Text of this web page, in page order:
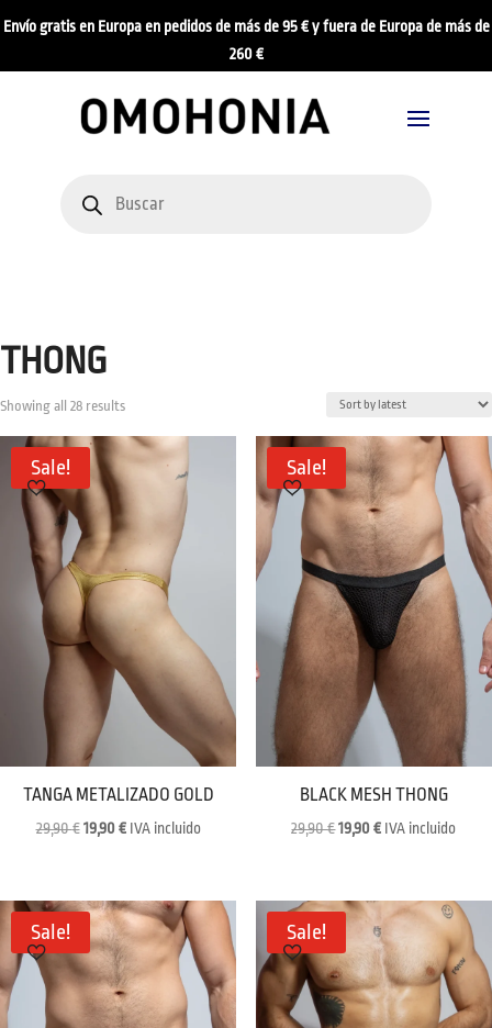
Envío gratis en Europa en pedidos de más de 95 € y fuera de Europa de más de
260 €
search
THONG
Showing all 28 resultsSorted
by
Sale!
TANGA METALIZADO GOLD
29,90€ Original
29,90 €.
19,90€Current
19,90 €.
IVA incluido
Sale!
BLACK MESH THONG
29,90€Original
29,90 €.
19,90€Current
19,90 €.
IVA incluido
Sale! Sale!